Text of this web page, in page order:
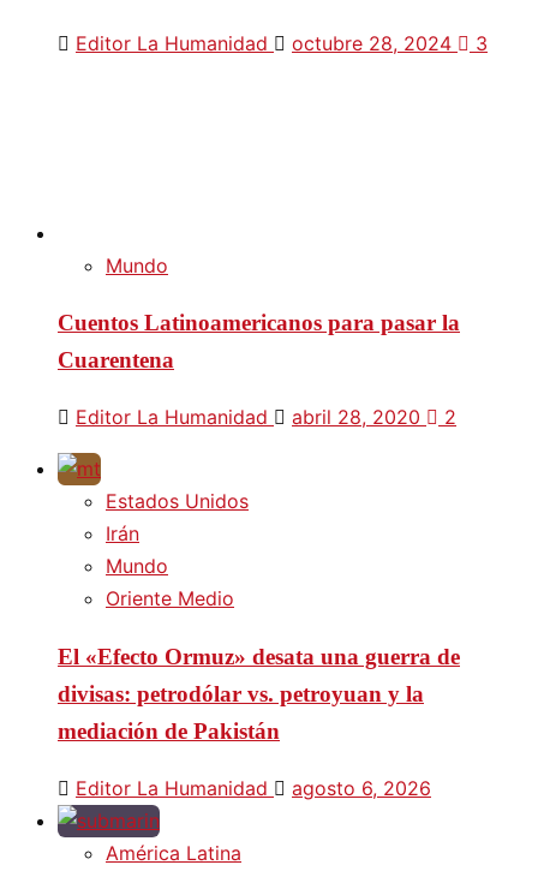
Editor La Humanidad octubre 28, 2024 3
Mundo
Cuentos Latinoamericanos para pasar la
Cuarentena
Editor La Humanidad abril 28, 2020 2
Estados Unidos
Irán
Mundo
Oriente Medio
El «Efecto Ormuz» desata una guerra de
divisas: petrodólar vs. petroyuan y la
mediación de Pakistán
Editor La Humanidad agosto 6, 2026
América Latina